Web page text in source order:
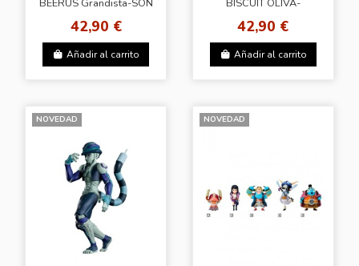
BEERUS Grandista-SON
SAIYAN SON GOKU)
42,90 €
Añadir al carrito
BISCUIT OLIVA-
42,90 €
Añadir al carrito
NOVEDAD NOVEDAD